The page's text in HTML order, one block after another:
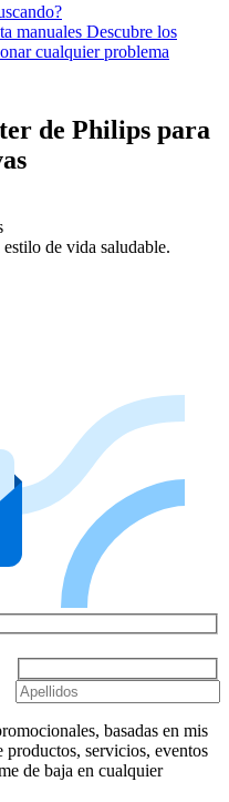
manuales Descubre los
cualquier problema
de Philips para
de vida saludable.
basadas en mis
servicios, eventos
de baja en cualquier